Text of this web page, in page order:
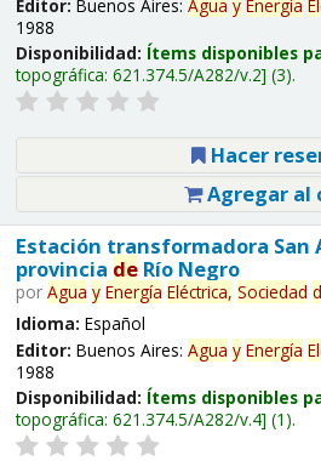
Editor: Buenos Aires: Agua y Energía
1988
Disponibilidad: Ítems disponibles
topográfica: 621.374.5/A282/v.2 (3).
Hacer
Agregar al
Estación transformadora San
provincia deRío Negro
por Agua y Energía Eléctrica, Sociedad
Idioma: Español
Editor: Buenos Aires: Agua y Energía
1988
Disponibilidad: Ítems disponibles
topográfica: 621.374.5/A282/v.4 (1).